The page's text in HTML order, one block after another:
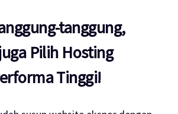
tanggung,
Pilih Hosting
Tinggi!